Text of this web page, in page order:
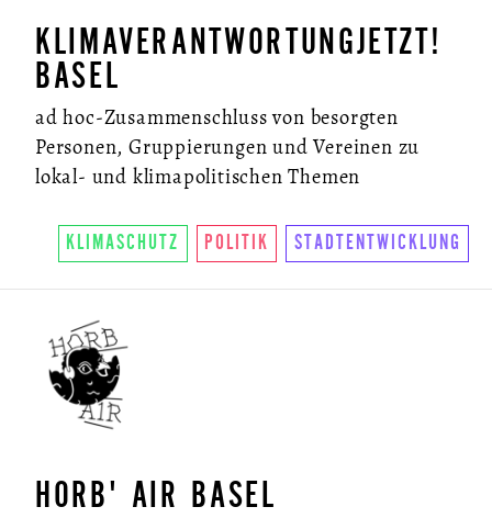
WANDEL
KLIMAVERANTWORTUNGJETZT!
BASEL
ad hoc-Zusammenschluss von besorgten
Personen, Gruppierungen und Vereinen zu
lokal- und klimapolitischen Themen
KLIMASCHUTZ POLITIK STADTENTWICKLUNG
HORB' AIR BASEL